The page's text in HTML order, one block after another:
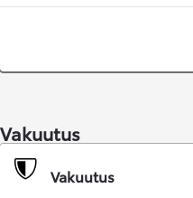
Vakuutus
Vakuutus